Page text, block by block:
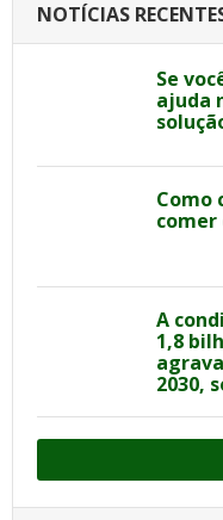
NOTÍCIAS
Se
ajuda
Como
comer
A
1,8
2030,